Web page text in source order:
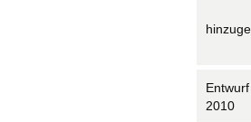
2010